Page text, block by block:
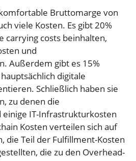
Bruttomarge von
viele Kosten. Es gibt 20%
carrying costs beinhalten,
und
Außerdem gibt es 15%
digitale
Schließlich haben sie
zu denen die
IT-Infrastrukturkosten
Kosten verteilen sich auf
die Teil der Fulfillment-Kosten
die zu den Overhead-